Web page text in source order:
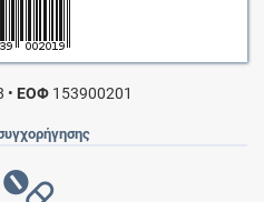
• ΕΟΦ153900201